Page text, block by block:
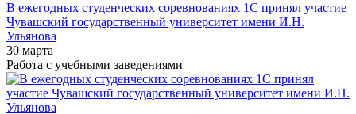
В ежегодных студенческих соревнованиях 1С принял участие
Чувашский государственный университет имени И.Н.
Ульянова
30 марта
Работа с учебными заведениями